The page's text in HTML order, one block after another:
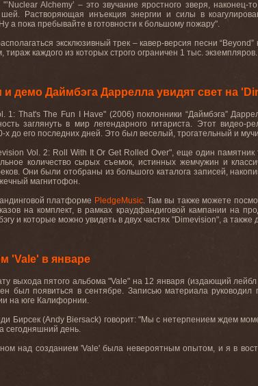
Nuclear Alchemy’ – это звучание яростного зверя, наконец-
шей. Растворяющая инъекция энергии и силы в
Ну а пока пребывайте в готовности к большому пожару".
эксклюзивный трек – кавер-версия песни “Beyond”
каждого из которых строго ограничен 1 тыс.
демо Даймбэга Даррелла увидят свет на
. 1: That's The Fun Have" (2006) поклонники “Даймбэга”
заглянуть в мир легендарного гитариста. Этот
до его последних дней. Это был веселый, трогательный и
Vol . 2: Roll With It Or Get Rolled Over", еще один памятник
количество сырых съемок, истинных жемчужин и
Они были отобраны из большого каталога записей,
магнитофон.
платформе PledgeMusic. Там вы также можете
на комплект, в рамках краудфандиговой кампании на
и которые можно увидеть в двух частях "Dimevision", а также
'Vale' в январе
выхода пятого альбома "Vale" на12января (издающий лейбл
был появиться в сентябре. Записью материала
на юге Калифорнии.
Бирсек (Andy Biersack) говорит: "Мы с нетерпением ждем
сегодняшний день.
над созданием 'Vale' была невероятным опытом, и я в